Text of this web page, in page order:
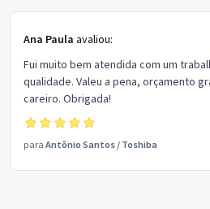
Ana Paula avaliou:
Fui muito bem atendida com um
qualidade. Valeu a pena, orçamento
careiro. Obrigada!
para Antônio Santos / Toshiba